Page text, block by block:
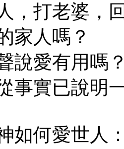
，打老婆，
家人嗎？
說愛有用嗎
事實已說明
如何愛世人